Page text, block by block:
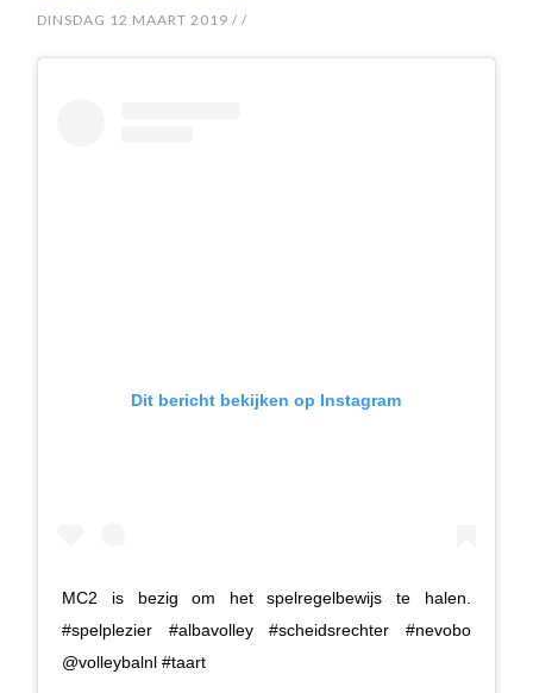
DINSDAG 12 MAART 2019 //
Dit bericht bekijken op Instagram
MC2 is bezig om het spelregelbewijs te halen.
#spelplezier #albavolley #scheidsrechter #nevobo
@volleybalnl #taart